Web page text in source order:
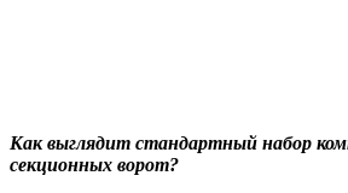
Как выглядит стандартный набор
секционных ворот?